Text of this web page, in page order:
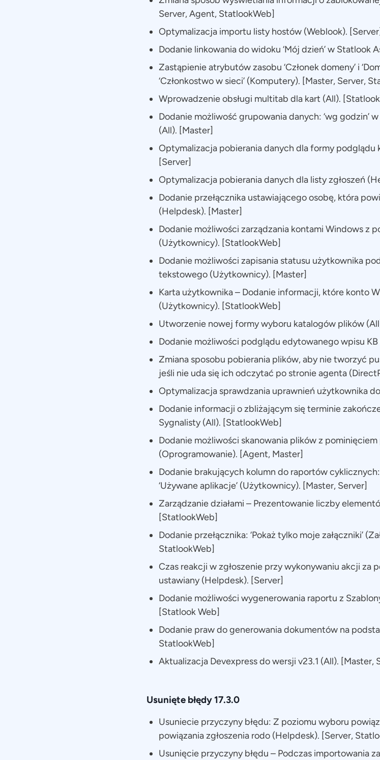
Server, Agent, StatlookWeb]
Optymalizacja importu listy hostów (Weblook). [Server]
Dodanie linkowania do widoku ‘Mój dzień’ w Statlook
Zastąpienie atrybutów zasobu ‘Członek domeny’ i
‘Członkostwo w sieci’ (Komputery). [Master, Server,
Wprowadzenie obsługi multitab dla kart (All).
Dodanie możliwość grupowania danych: ‘wg godzin’
(All). [Master]
Optymalizacja pobierania danych dla formy podglądu
[Server]
Optymalizacja pobierania danych dla listy zgłoszeń
Dodanie przełącznika ustawiającego osobę, która
(Helpdesk). [Master]
Dodanie możliwości zarządzania kontami Windows z
(Użytkownicy). [StatlookWeb]
Dodanie możliwości zapisania statusu użytkownika
tekstowego (Użytkownicy). [Master]
Karta użytkownika – Dodanie informacji, które konto
(Użytkownicy). [StatlookWeb]
Utworzenie nowej formy wyboru katalogów plików
Dodanie możliwości podglądu edytowanego wpisu
Zmiana sposobu pobierania plików, aby nie tworzyć
jeśli nie uda się ich odczytać po stronie agenta
Optymalizacja sprawdzania uprawnień użytkownika
Dodanie informacji o zbliżającym się terminie
Sygnalisty (All). [StatlookWeb]
Dodanie możliwości skanowania plików z
(Oprogramowanie). [Agent, Master]
Dodanie brakujących kolumn do raportów cyklicznych:
‘Używane aplikacje’ (Użytkownicy). [Master, Server]
Zarządzanie działami – Prezentowanie liczby
[StatlookWeb]
Dodanie przełącznika: ‘Pokaż tylko moje załączniki’
StatlookWeb]
Czas reakcji w zgłoszenie przy wykonywaniu akcji za
ustawiany (Helpdesk). [Server]
Dodanie możliwości wygenerowania raportu z
[Statlook Web]
Dodanie praw do generowania dokumentów na
StatlookWeb]
Aktualizacja Devexpress do wersji v23.1 (All). [Master,
Usunięte błędy 17.3.0
Usuniecie przyczyny błędu: Z poziomu wyboru
powiązania zgłoszenia rodo (Helpdesk). [Server,
Usunięcie przyczyny błędu – Podczas importowania